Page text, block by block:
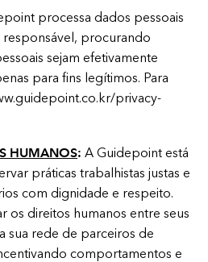
processa dados pessoais
procurando
sejam efetivamente
para fins legítimos. Para
privacy-
HUMANOS: A Guidepoint está
práticas trabalhistas justas e
com dignidade e respeito.
os direitos humanos entre seus
sua rede de parceiros de
comportamentos e